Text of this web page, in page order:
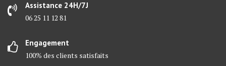
Assistance 24H/7J
06 25 11 12 81
Engagement
100% des clients satisfaits